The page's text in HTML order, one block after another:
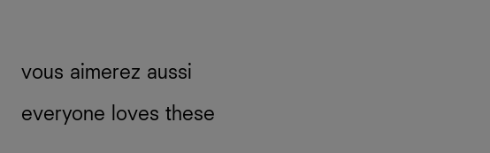
vous aimerez aussi
everyone loves these